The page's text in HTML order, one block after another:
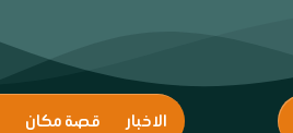
الاخبار قصة مكان